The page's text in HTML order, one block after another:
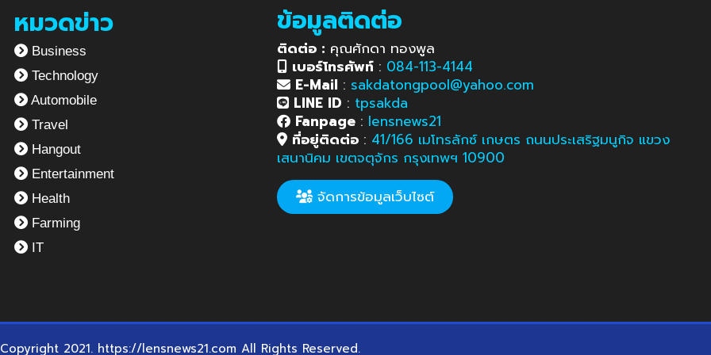
หมวดข่าว
Business
Technology
Automobile
Travel
Hangout
Entertainment
Health
Farming
IT
ข้อมูลติดต่อ
ติดต่อ : คุณศักดา ทองพูล
เบอร์โทรศัพท์ : 084-113-4144
E-Mail : sakdatongpool@yahoo.com
LINE ID : tpsakda
Fanpage : lensnews21
ที่อยู่ติดต่อ : 41/166 เมโทรลักซ์ เกษตร ถนนประเสริฐมนูกิจ แขวง
เสนานิคม เขตจตุจักร กรุงเทพฯ 10900
จัดการข้อมูลเว็บไซต์
2021. https://lensnews21.com All Rights Reserved.